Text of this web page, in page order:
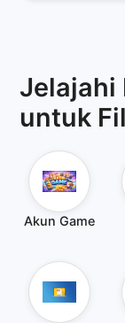
Jelajahi
untuk
Akun Game